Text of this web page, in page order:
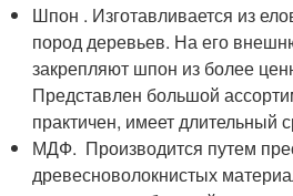
Шпон . Изготавливается из
пород деревьев. На его
закрепляют шпон из более
Представлен большой
практичен, имеет длительный
МДФ. Производится путем
древесноволокнистых